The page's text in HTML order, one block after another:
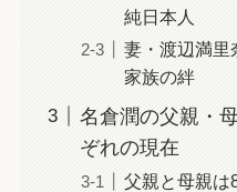
純日本人
妻・渡辺満里
家族の絆
名倉潤の父親・
ぞれの現在
父親と母親は